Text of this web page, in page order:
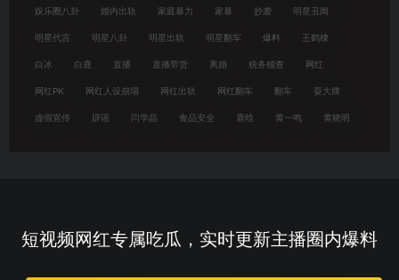
娱乐圈八卦 婚内出轨 家庭暴力 家暴 抄袭 明星丑闻
明星代言 明星八卦 明星出轨 明星翻车 爆料 王鹤棣
白冰 白鹿 直播 直播带货 离婚 税务稽查 网红
网红PK 网红人设崩塌 网红出轨 网红翻车 翻车 耍大牌
虚假宣传 辟谣 闫学晶 食品安全 鹿晗 黄一鸣 黄晓明
短视频网红专属吃瓜，实时更新主播圈内爆料